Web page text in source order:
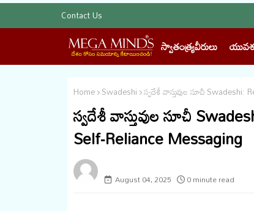
Contact Us
స్వాతంత్య్రవీరులు
Home Swadeshi స్వదేశీ వాస్తువుల సూచీ Swadeshi:
స్వదేశీ వాస్తువుల సూచీ
Self‑Reliance Messaging
August 04, 2025
0 minute read